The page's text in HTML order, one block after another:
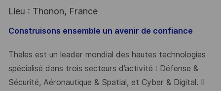
Lieu : Thonon, France
Construisons ensemble un avenir de confiance
Thales est un leader mondial des hautes technologies
spécialisé dans trois secteurs d’activité : Défense &
Sécurité, Aéronautique & Spatial, et Cyber & Digital. Il